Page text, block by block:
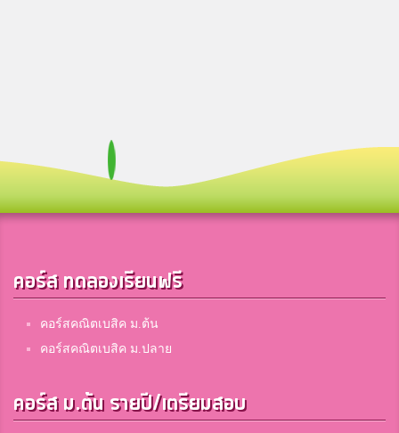
คอร์ส ทดลองเรียนฟรี
คอร์สคณิตเบสิค ม.ต้น
คอร์สคณิตเบสิค ม.ปลาย
คอร์ส ม.ต้น รายปี/เตรียมสอบ